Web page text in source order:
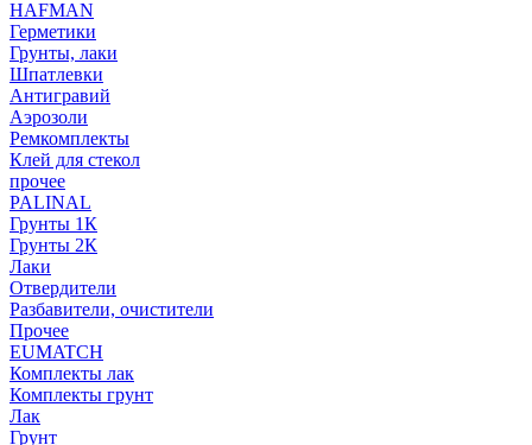
HAFMAN
Герметики
Грунты, лаки
Шпатлевки
Антигравий
Аэрозоли
Ремкомплекты
Клей для стекол
прочее
PALINAL
Грунты 1К
Грунты 2К
Лаки
Отвердители
Разбавители, очистители
Прочее
EUMATCH
Комплекты лак
Комплекты грунт
Лак
Грунт